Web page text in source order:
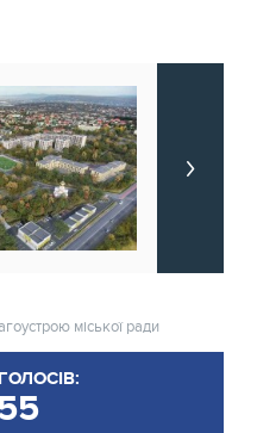
міської ради